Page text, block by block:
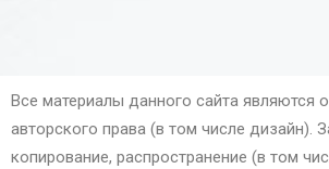
Все материалы данного сайта являются
авторского права (в том числе дизайн).
копирование, распространение (в том